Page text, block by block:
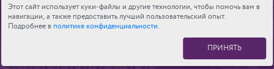
Этот сайт использует куки-файлы и другие технологии, чтобы помочь вам в
навигации, а также предоставить лучший пользовательский опыт.
Подробнее вполитике конфиденциальности.
ПРИНЯТЬ